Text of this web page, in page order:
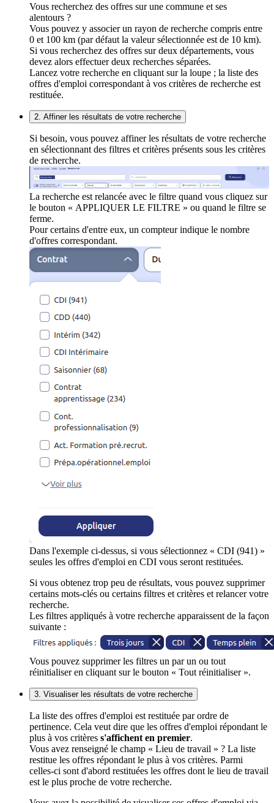
Vous recherchez des offres sur une commune et ses
alentours ?
Vous pouvez y associer un rayon de recherche compris entre
0 et 100 km (par défaut la valeur sélectionnée est de 10 km).
Si vous recherchez des offres sur deux départements, vous
devez alors effectuer deux recherches séparées.
Lancez votre recherche en cliquant sur la loupe ; la liste des
offres d'emploi correspondant à vos critères de recherche est
restituée.
2. Affiner les résultats de votre recherche
Si besoin, vous pouvez affiner les résultats de votre recherche
en sélectionnant des filtres et critères présents sous les critères
de recherche.
La recherche est relancée avec le filtre quand vous cliquez sur
le bouton « APPLIQUER LE FILTRE » ou quand le filtre se
ferme.
Pour certains d'entre eux, un compteur indique le nombre
d'offres correspondant.
Dans l'exemple ci-dessus, si vous sélectionnez « CDI (941) »
seules les offres d'emploi en CDI vous seront restituées.
Si vous obtenez trop peu de résultats, vous pouvez supprimer
certains mots-clés ou certains filtres et critères et relancer votre
recherche.
Les filtres appliqués à votre recherche apparaissent de la façon
suivante :
Vous pouvez supprimer les filtres un par un ou tout
réinitialiser en cliquant sur le bouton « Tout réinitialiser ».
3. Visualiser les résultats de votre recherche
La liste des offres d'emploi est restituée par ordre de
pertinence. Cela veut dire que les offres d'emploi répondant le
plus à vos critères s'affichent en premier.
Vous avez renseigné le champ « Lieu de travail » ? La liste
restitue les offres répondant le plus à vos critères. Parmi
celles-ci sont d'abord restituées les offres dont le lieu de travail
est le plus proche de votre recherche.